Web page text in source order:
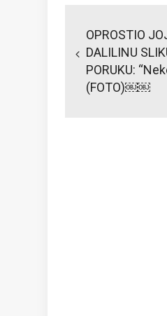
navigation
OPROSTIO
DALILINU
PORUKU:
(FOTO)￼￼